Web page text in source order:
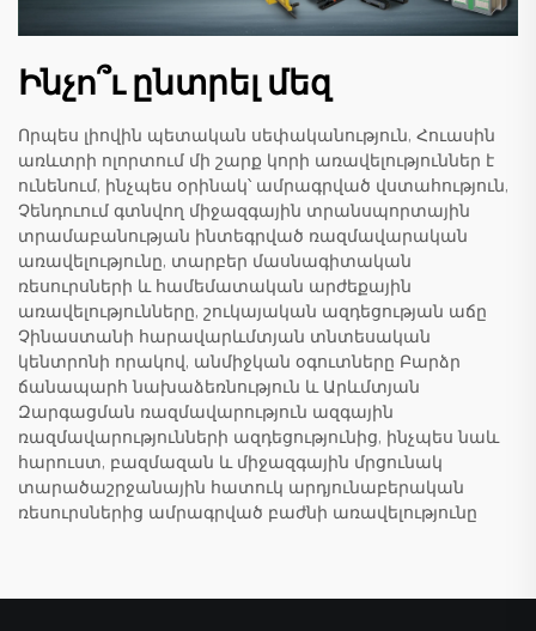
Ինչո՞ւ ընտրել մեզ
Որպես լիովին պետական սեփականություն, Հուասին
առևտրի ոլորտում մի շարք կորի առավելություններ է
ունենում, ինչպես օրինակ՝ ամրագրված վստահություն,
Չենդուում գտնվող միջազգային տրանսպորտային
տրամաբանության ինտեգրված ռազմավարական
առավելությունը, տարբեր մասնագիտական
ռեսուրսների և համեմատական արժեքային
առավելությունները, շուկայական ազդեցության աճը
Չինաստանի հարավարևմտյան տնտեսական
կենտրոնի որակով, անմիջկան օգուտները Բարձր
ճանապարհ նախաձեռնություն և Արևմտյան
Զարգացման ռազմավարություն ազգային
ռազմավարությունների ազդեցությունից, ինչպես նաև
հարուստ, բազմազան և միջազգային մրցունակ
տարածաշրջանային հատուկ արդյունաբերական
ռեսուրսներից ամրագրված բաժնի առավելությունը